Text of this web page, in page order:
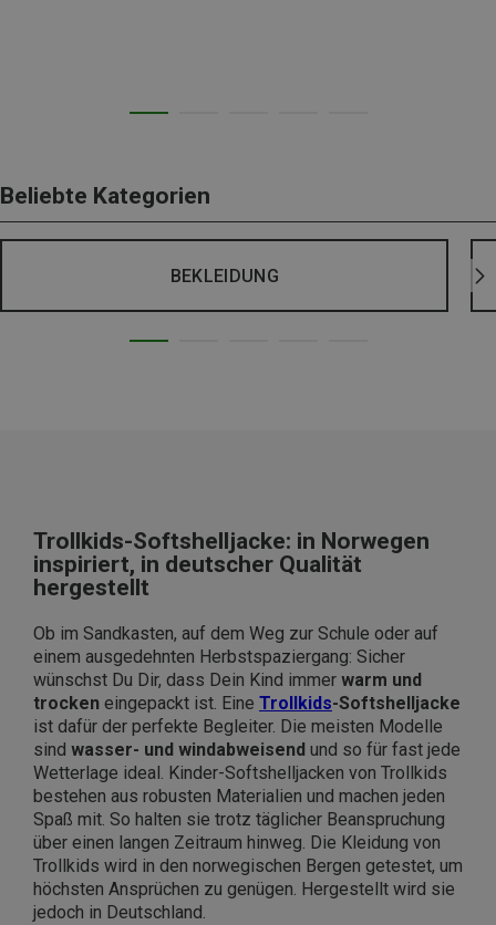
Beliebte Kategorien
BEKLEIDUNG
Trollkids-Softshelljacke: in Norwegen
inspiriert, in deutscher Qualität
hergestellt
Ob im Sandkasten, auf dem Weg zur Schule oder auf
einem ausgedehnten Herbstspaziergang: Sicher
wünschst Du Dir, dass Dein Kind immer warm und
trocken eingepackt ist. Eine Trollkids-Softshelljacke
ist dafür der perfekte Begleiter. Die meisten Modelle
sind wasser- und windabweisend und so für fast jede
Wetterlage ideal. Kinder-Softshelljacken von Trollkids
bestehen aus robusten Materialien und machen jeden
Spaß mit. So halten sie trotz täglicher Beanspruchung
über einen langen Zeitraum hinweg. Die Kleidung von
Trollkids wird in den norwegischen Bergen getestet, um
höchsten Ansprüchen zu genügen. Hergestellt wird sie
jedoch in Deutschland.